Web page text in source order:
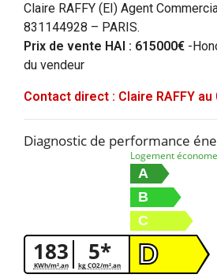
Claire RAFFY (EI) Agent
831144928 – PARIS.
Prix de vente HAI : 615000€ -
du vendeur
Contact direct : Claire RAFFY au
Diagnostic de performance
183
KWh/m².an 5*
kg CO2/m².an
Logement économe
A
B
C
D